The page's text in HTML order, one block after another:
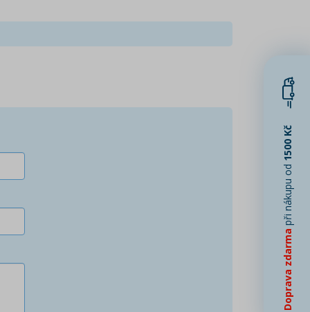
Doprava zdarma
při nákupu od
1500 Kč